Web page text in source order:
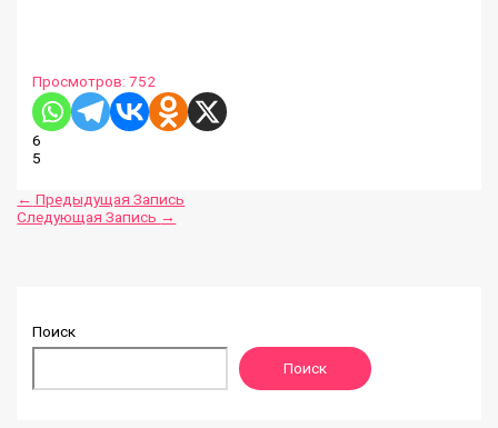
Просмотров: 752
6
5
← Предыдущая Запись
Следующая Запись →
Поиск
Поиск